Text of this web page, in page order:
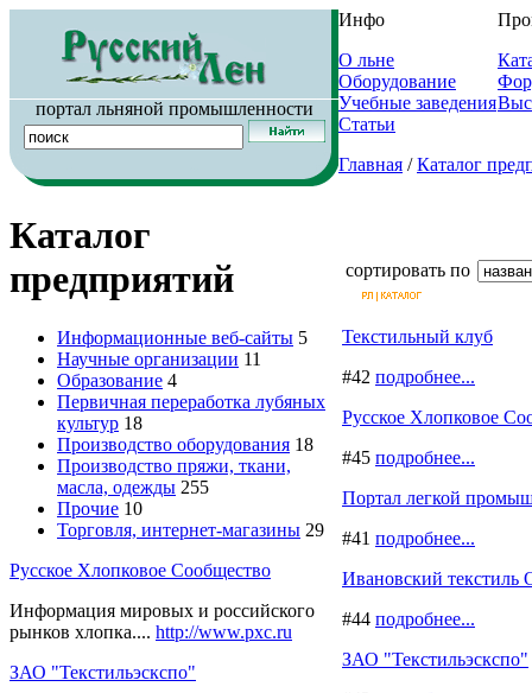
портал льняной промышленности
Инфо
О льне
Оборудование
Учебные заведения
Статьи
Главная /Каталог
Каталог
предприятий
Информационные веб-сайты 5
Научные организации 11
Образование 4
Первичная переработка лубяных
культур 18
Производство оборудования 18
Производство пряжи, ткани,
масла, одежды 255
Прочие 10
Торговля, интернет-магазины 29
Русское Хлопковое Сообщество
Информация мировых и российского
рынков хлопка.... http://www.pxc.ru
ЗАО "Текстильэскспо"
сортировать по
Текстильный клуб
#42 подробнее...
Русское Хлопковое
#45 подробнее...
Портал легкой
#41 подробнее...
Ивановский текстиль
#44 подробнее...
ЗАО "Текстильэскспо"